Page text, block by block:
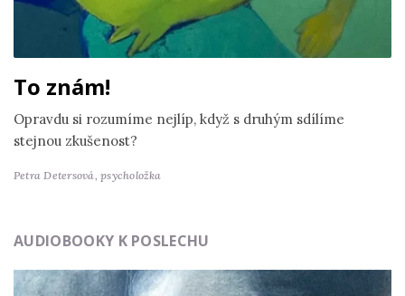
To znám!
Opravdu si rozumíme nejlíp, když s druhým sdílíme
stejnou zkušenost?
Petra Detersová,psycholožka
AUDIOBOOKY K POSLECHU